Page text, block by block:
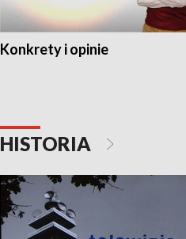
Konkrety i opinie
HISTORIA